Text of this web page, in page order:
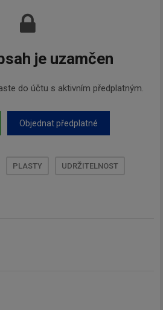
je uzamčen
do účtu s aktivním předplatným.
Objednat předplatné
PLASTY UDRŽITELNOST